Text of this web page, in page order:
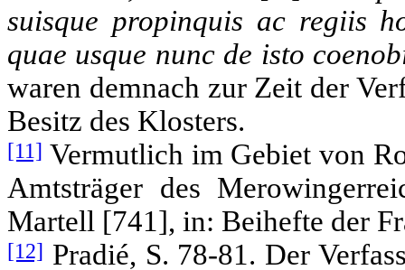
suisque propinquis ac regiis
quae usque nunc de isto
waren demnach zur Zeit der
Besitz des Klosters.
[11] Vermutlich im Gebiet von
Amtsträger des
Martell [741], in: Beihefte der
[12] Pradié, S. 78-81. Der